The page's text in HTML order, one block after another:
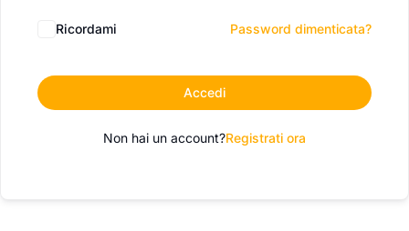
Ricordami Password dimenticata?
Accedi
Non hai un account?Registrati ora